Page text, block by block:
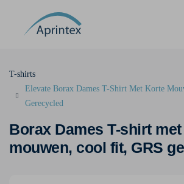
Borax Dames T-shirt
mouwen, cool fit, GRS
T-shirts
Elevate Borax Dames T-Shirt Met Korte
Gerecycled